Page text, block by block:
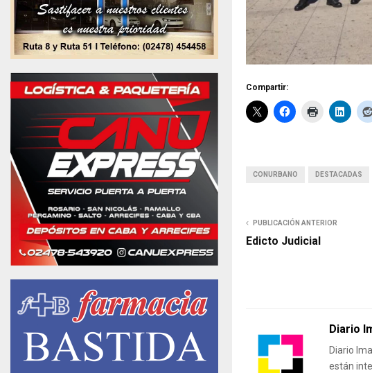
Compartir:
CONURBANO DESTACADAS
PUBLICACIÓN ANTERIOR
Edicto Judicial
Diario
Diario
están